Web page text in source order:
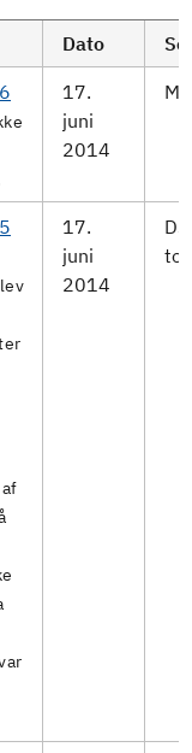
Dato
17.
juni
2014
17.
juni
2014
tog